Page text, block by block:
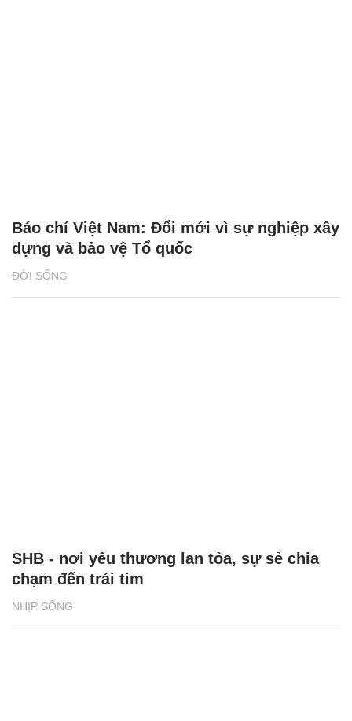
ĐỜI SỐNG
Báo chí Việt Nam: Đổi mới vì sự nghiệp xây
dựng và bảo vệ Tổ quốc
NHỊP SỐNG
SHB - nơi yêu thương lan tỏa, sự sẻ chia
chạm đến trái tim